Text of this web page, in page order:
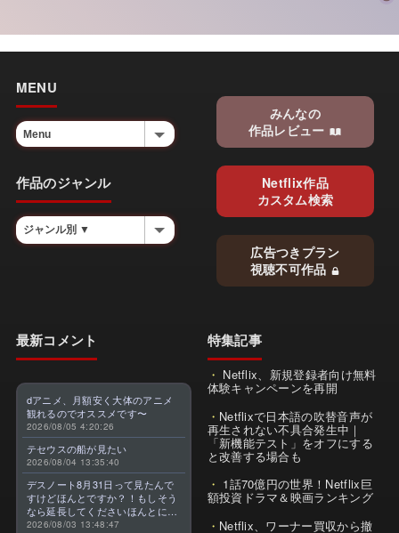
MENU
作品のジャンル
みんなの
作品レビュー
Netflix作品
カスタム検索
広告つきプラン
視聴不可作品
最新コメント
dアニメ、月額安く大体のアニメ
観れるのでオススメです〜
2026/08/05 4:20:26
テセウスの船が見たい
2026/08/04 13:35:40
デスノート8月31日って見たんで
すけどほんとですか？！もしそう
なら延長してくださいほんとに大
好きなんです😭
2026/08/03 13:48:47
特集記事
Netflix、新規登録者向け無料
体験キャンペーンを再開
Netflixで日本語の吹替音声が
再生されない不具合発生中｜
「新機能テスト」をオフにする
と改善する場合も
1話70億円の世界！Netflix巨
額投資ドラマ＆映画ランキング
Netflix、ワーナー買収から撤